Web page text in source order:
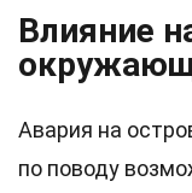
Влияние
Авария на
по поводу